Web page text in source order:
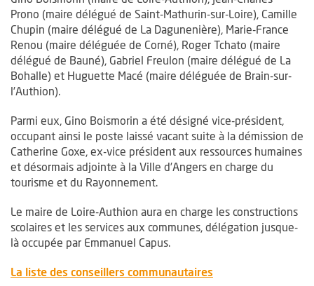
Prono (maire délégué de Saint-Mathurin-sur-Loire), Camille
Chupin (maire délégué de La Dagunenière), Marie-France
Renou (maire déléguée de Corné), Roger Tchato (maire
délégué de Bauné), Gabriel Freulon (maire délégué de La
Bohalle) et Huguette Macé (maire déléguée de Brain-sur-
l’Authion).
Parmi eux, Gino Boismorin a été désigné vice-président,
occupant ainsi le poste laissé vacant suite à la démission de
Catherine Goxe, ex-vice président aux ressources humaines
et désormais adjointe à la Ville d’Angers en charge du
tourisme et du Rayonnement.
Le maire de Loire-Authion aura en charge les constructions
scolaires et les services aux communes, délégation jusque-
là occupée par Emmanuel Capus.
La liste des conseillers communautaires